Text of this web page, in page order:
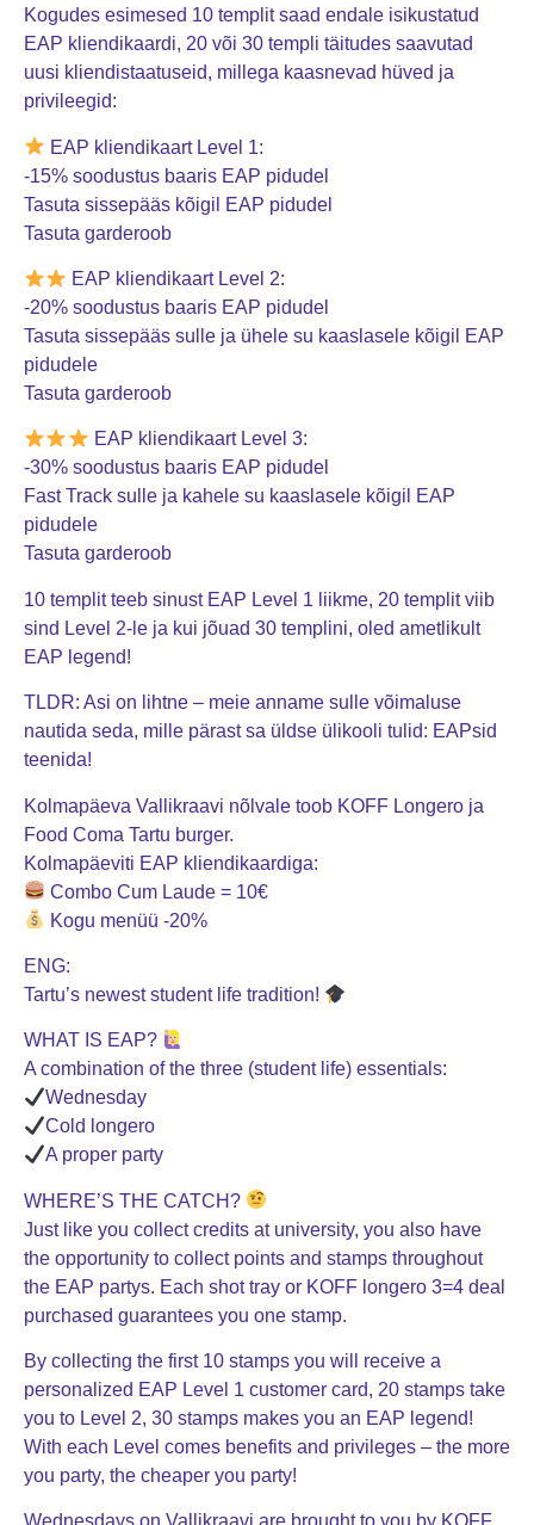
Kogudes esimesed 10 templit saad endale isikustatud
EAP kliendikaardi, 20 või 30 templi täitudes saavutad
uusi kliendistaatuseid, millega kaasnevad hüved ja
privileegid:
EAP kliendikaart Level 1:
-15% soodustus baaris EAP pidudel
Tasuta sissepääs kõigil EAP pidudel
Tasuta garderoob
EAP kliendikaart Level 2:
-20% soodustus baaris EAP pidudel
Tasuta sissepääs sulle ja ühele su kaaslasele kõigil EAP
pidudele
Tasuta garderoob
EAP kliendikaart Level 3:
-30% soodustus baaris EAP pidudel
Fast Track sulle ja kahele su kaaslasele kõigil EAP
pidudele
Tasuta garderoob
10 templit teeb sinust EAP Level 1 liikme, 20 templit viib
sind Level 2-le ja kui jõuad 30 templini, oled ametlikult
EAP legend!
TLDR: Asi on lihtne – meie anname sulle võimaluse
nautida seda, mille pärast sa üldse ülikooli tulid: EAPsid
teenida!
Kolmapäeva Vallikraavi nõlvale toob KOFF Longero ja
Food Coma Tartu burger.
Kolmapäeviti EAP kliendikaardiga:
Combo Cum Laude = 10€
Kogu menüü -20%
ENG:
Tartu’s newest student life tradition!
WHAT IS EAP?
A combination of the three (student life) essentials:
Wednesday
Cold longero
A proper party
WHERE’S THE CATCH?
Just like you collect credits at university, you also have
the opportunity to collect points and stamps throughout
the EAP partys. Each shot tray or KOFF longero 3=4 deal
purchased guarantees you one stamp.
By collecting the first 10 stamps you will receive a
personalized EAP Level 1 customer card, 20 stamps take
you to Level 2, 30 stamps makes you an EAP legend!
With each Level comes benefits and privileges – the more
you party, the cheaper you party!